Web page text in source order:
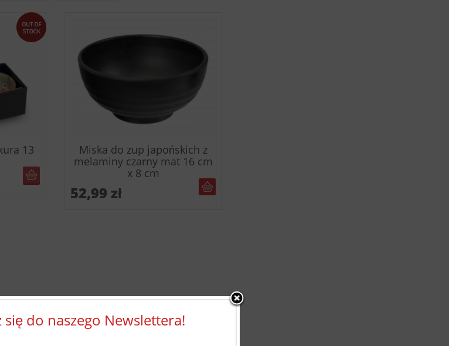
13
Miska do zup japońskich z
melaminy czarny mat 16 cm
x 8 cm
52,99 zł
się do naszego Newslettera!